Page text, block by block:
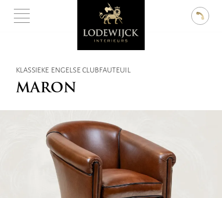
KLASSIEKE ENGELSE CLUBFAUTEUIL
MARON